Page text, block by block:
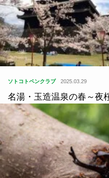
ソトコトペンクラブ 2025.03.29
名湯・玉造温泉の春～夜